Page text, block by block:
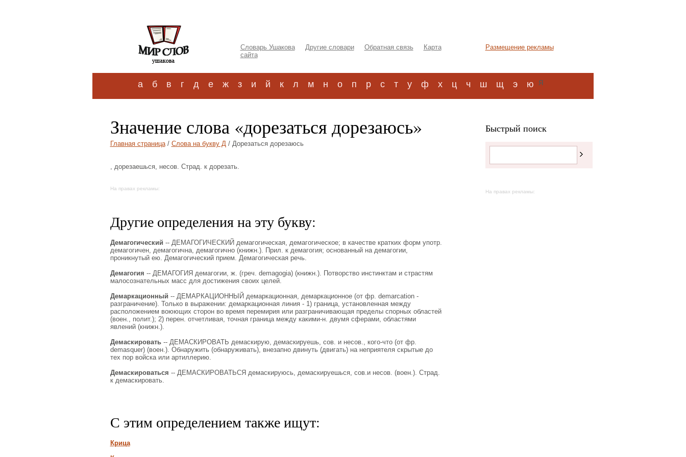
Словарь Ушакова Другие словари Обратная связь
Карта
сайта
Размещение рекламы
а б в г д е ж з и й к л м н о п р с т у ф х ц ч ш щ э ю я
Значение слова «дорезаться дорезаюсь»
Главная страница/ Слова на букву Д/ Дорезаться дорезаюсь
, дорезаешься, несов. Страд. к дорезать.
На правах рекламы:
Другие определения на эту букву:
Демагогический -- ДЕМАГОГИЧЕСКИЙ демагогическая, демагогическое; в качестве кратких форм употр.
демагогичен, демагогична, демагогично (книжн.). Прил. к демагогия; основанный на демагогии,
проникнутый ею. Демагогический прием. Демагогическая речь.
Демагогия -- ДЕМАГОГИЯ демагогии, ж. (греч. demagogia) (книжн.). Потворство инстинктам и страстям
малосознательных масс для достижения своих целей.
Демаркационный -- ДЕМАРКАЦИОННЫЙ демаркационная, демаркационное (от фр. demarcation -
разграничение). Только в выражении: демаркационная линия - 1) граница, установленная между
расположением воюющих сторон во время перемирия или разграничивающая пределы спорных областей
(воен., полит.); 2) перен. отчетливая, точная граница между какими-н. двумя сферами, областями
явлений (книжн.).
Демаскировать-- ДЕМАСКИРОВАТЬ демаскирую, демаскируешь, сов. и несов., кого-что (от фр.
demasquer) (воен.). Обнаружить (обнаруживать), внезапно двинуть (двигать) на неприятеля скрытые до
тех пор войска или артиллерию.
Демаскироваться -- ДЕМАСКИРОВАТЬСЯ демаскируюсь, демаскируешься, сов.и несов. (воен.). Страд.
к демаскировать.
С этим определением также ищут:
Крица
Быстрый поиск
На правах рекламы: